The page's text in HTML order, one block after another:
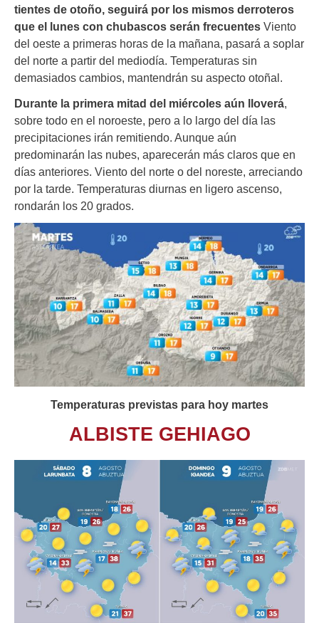
tientes de otoño, seguirá por los mismos derroteros
que el lunes con chubascos serán frecuentes Viento
del oeste a primeras horas de la mañana, pasará a soplar
del norte a partir del mediodía. Temperaturas sin
demasiados cambios, mantendrán su aspecto otoñal.
Durante la primera mitad del miércoles aún lloverá,
sobre todo en el noroeste, pero a lo largo del día las
precipitaciones irán remitiendo. Aunque aún
predominarán las nubes, aparecerán más claros que en
días anteriores. Viento del norte o del noreste, arreciando
por la tarde. Temperaturas diurnas en ligero ascenso,
rondarán los 20 grados.
Temperaturas previstas para hoy martes
ALBISTE GEHIAGO